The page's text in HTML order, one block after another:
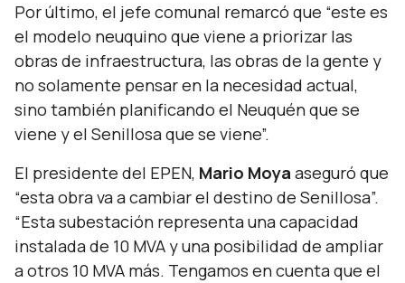
Por último, el jefe comunal remarcó que “este es
el modelo neuquino que viene a priorizar las
obras de infraestructura, las obras de la gente y
no solamente pensar en la necesidad actual,
sino también planificando el Neuquén que se
viene y el Senillosa que se viene”.
El presidente del EPEN, Mario Moya aseguró que
“esta obra va a cambiar el destino de Senillosa”.
“Esta subestación representa una capacidad
instalada de 10 MVA y una posibilidad de ampliar
a otros 10 MVA más. Tengamos en cuenta que el